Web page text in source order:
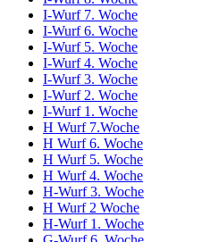
I-Wurf 7. Woche
I-Wurf 6. Woche
I-Wurf 5. Woche
I-Wurf 4. Woche
I-Wurf 3. Woche
I-Wurf 2. Woche
I-Wurf 1. Woche
H Wurf 7.Woche
H Wurf 6. Woche
H Wurf 5. Woche
H Wurf 4. Woche
H-Wurf 3. Woche
H Wurf 2 Woche
H-Wurf 1. Woche